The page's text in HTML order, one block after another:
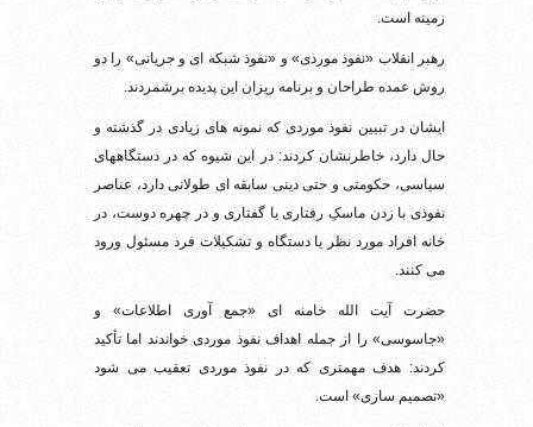
زمینه است.
رهبر انقلاب «نفوذ موردی» و «نفوذ شبکه ای و جریانی» را دو
روش عمده طراحان و برنامه ریزان این پدیده برشمردند.
ایشان در تبیین نفوذ موردی که نمونه های زیادی در گذشته و
حال دارد، خاطرنشان کردند: در این شیوه که در دستگاههای
سیاسی، حکومتی و حتی دینی سابقه ای طولانی دارد، عناصر
نفوذی با زدن ماسکِ رفتاری یا گفتاری و در چهره دوست، در
خانه افراد مورد نظر یا دستگاه و تشکیلات فرد مسئول ورود
می کنند.
حضرت آیت الله خامنه ای «جمع آوری اطلاعات» و
«جاسوسی» را از جمله اهداف نفوذ موردی خواندند اما تأکید
کردند: هدف مهمتری که در نفوذ موردی تعقیب می شود
«تصمیم سازی» است.